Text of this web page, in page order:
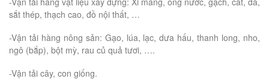
sắt thép, thạch cao, đồ nội thất, …
-Vận tải hàng nông sản: Gạo, lúa, lạc, dưa hấu, thanh long, nho,
ngô (bắp), bột mỳ, rau củ quả tươi, ….
-Vận tải cây, con giống.